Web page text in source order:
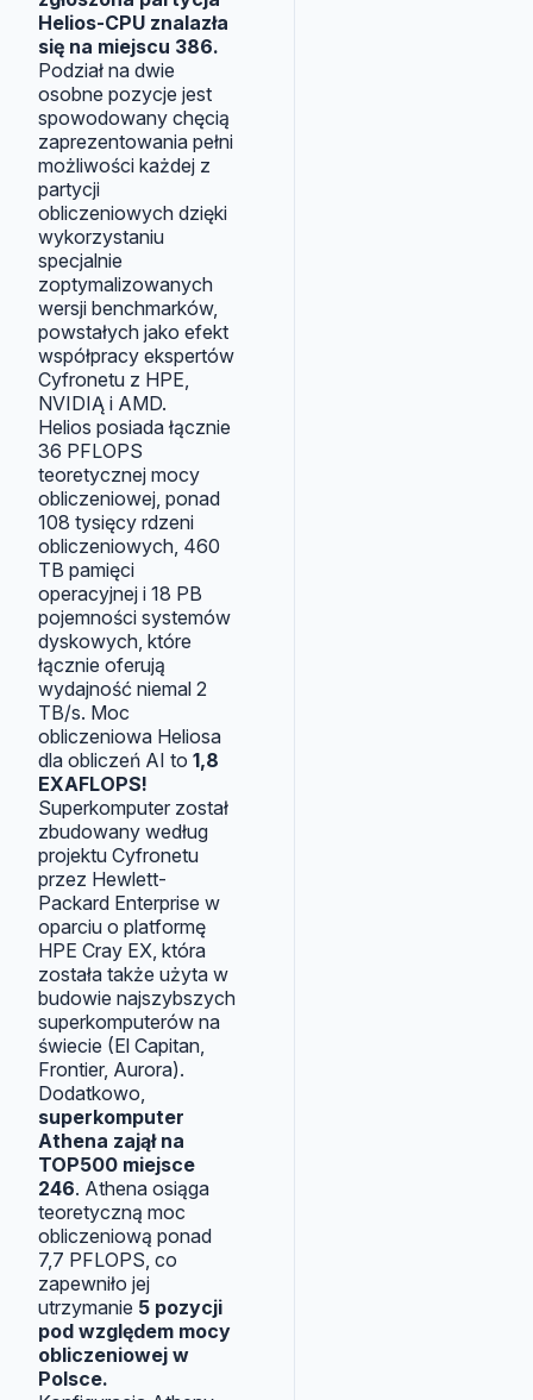
Helios-CPU znalazła
się na miejscu 386.
Podział na dwie
osobne pozycje jest
spowodowany chęcią
zaprezentowania pełni
możliwości każdej z
partycji
obliczeniowych dzięki
wykorzystaniu
specjalnie
zoptymalizowanych
wersji benchmarków,
powstałych jako efekt
współpracy ekspertów
Cyfronetu z HPE,
NVIDIĄ i AMD.
Helios posiada łącznie
36 PFLOPS
teoretycznej mocy
obliczeniowej, ponad
108 tysięcy rdzeni
obliczeniowych, 460
TB pamięci
operacyjnej i 18 PB
pojemności systemów
dyskowych, które
łącznie oferują
wydajność niemal 2
TB/s. Moc
obliczeniowa Heliosa
dla obliczeń AI to 1,8
EXAFLOPS!
Superkomputer został
zbudowany według
projektu Cyfronetu
przez Hewlett-
Packard Enterprise w
oparciu o platformę
HPE Cray EX, która
została także użyta w
budowie najszybszych
superkomputerów na
świecie (El Capitan,
Frontier, Aurora).
Dodatkowo,
superkomputer
Athena zajął na
TOP500 miejsce
246. Athena osiąga
teoretyczną moc
obliczeniową ponad
7,7 PFLOPS, co
zapewniło jej
utrzymanie 5 pozycji
pod względem mocy
obliczeniowej w
Polsce.